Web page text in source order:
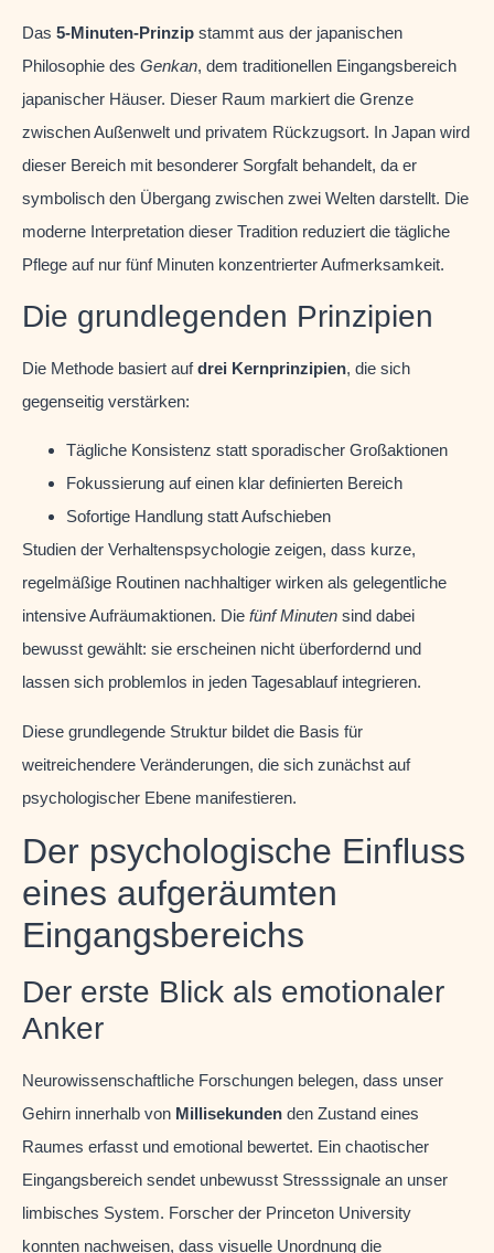
Das 5-Minuten-Prinzip stammt aus der japanischen
Philosophie des Genkan, dem traditionellen Eingangsbereich
japanischer Häuser. Dieser Raum markiert die Grenze
zwischen Außenwelt und privatem Rückzugsort. In Japan wird
dieser Bereich mit besonderer Sorgfalt behandelt, da er
symbolisch den Übergang zwischen zwei Welten darstellt. Die
moderne Interpretation dieser Tradition reduziert die tägliche
Pflege auf nur fünf Minuten konzentrierter Aufmerksamkeit.
Die grundlegenden Prinzipien
Die Methode basiert aufdrei Kernprinzipien, die sich
gegenseitig verstärken:
Tägliche Konsistenz statt sporadischer Großaktionen
Fokussierung auf einen klar definierten Bereich
Sofortige Handlung statt Aufschieben
Studien der Verhaltenspsychologie zeigen, dass kurze,
regelmäßige Routinen nachhaltiger wirken als gelegentliche
intensive Aufräumaktionen. Die fünf Minuten sind dabei
bewusst gewählt: sie erscheinen nicht überfordernd und
lassen sich problemlos in jeden Tagesablauf integrieren.
Diese grundlegende Struktur bildet die Basis für
weitreichendere Veränderungen, die sich zunächst auf
psychologischer Ebene manifestieren.
Der psychologische Einfluss
eines aufgeräumten
Eingangsbereichs
Der erste Blick als emotionaler
Anker
Neurowissenschaftliche Forschungen belegen, dass unser
Gehirn innerhalb von Millisekunden den Zustand eines
Raumes erfasst und emotional bewertet. Ein chaotischer
Eingangsbereich sendet unbewusst Stresssignale an unser
limbisches System. Forscher der Princeton University
konnten nachweisen, dass visuelle Unordnung die